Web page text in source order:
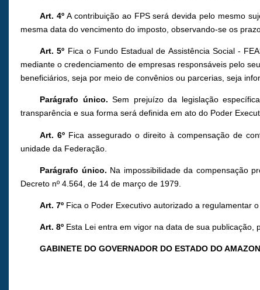
Art. 4ºA contribuição ao FPS será devida pelo mesmo
mesma data do vencimento do imposto, observando-se os
Art. 5º Fica o Fundo Estadual de Assistência Social -
mediante o credenciamento de empresas responsáveis pelo
beneficiários, seja por meio de convênios ou parcerias, seja
Parágrafo único. Sem prejuízo da legislação
transparência e sua forma será definida em ato do Poder
Art. 6º Fica assegurado o direito à compensação de
unidade da Federação.
Parágrafo único. Na impossibilidade da compensação
Decreto nº 4.564, de 14 de março de 1979.
Art. 7º Fica o Poder Executivo autorizado a regulamentar
Art. 8º Esta Lei entra em vigor na data de sua publicação,
GABINETE DO GOVERNADOR DO ESTADO DO